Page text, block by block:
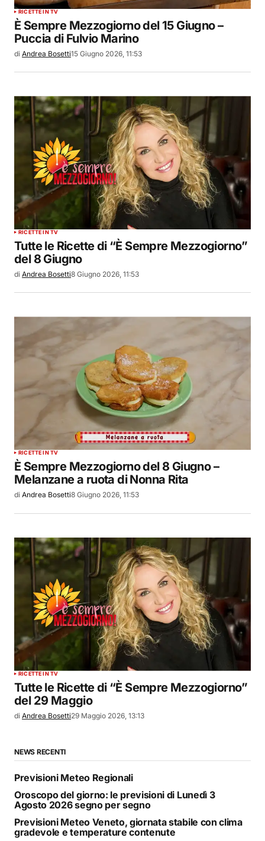
RICETTE IN TV
È Sempre Mezzogiorno del 15 Giugno –
Puccia di Fulvio Marino
di Andrea Bosetti15 Giugno 2026, 11:53
RICETTE IN TV
Tutte le Ricette di “È Sempre Mezzogiorno”
del 8 Giugno
di Andrea Bosetti8 Giugno 2026, 11:53
RICETTE IN TV
È Sempre Mezzogiorno del 8 Giugno –
Melanzane a ruota di Nonna Rita
di Andrea Bosetti8 Giugno 2026, 11:53
RICETTE IN TV
Tutte le Ricette di “È Sempre Mezzogiorno”
del 29 Maggio
di Andrea Bosetti29 Maggio 2026, 13:13
NEWS RECENTI
Previsioni Meteo Regionali
Oroscopo del giorno: le previsioni di Lunedì 3
Agosto 2026 segno per segno
Previsioni Meteo Veneto, giornata stabile con clima
gradevole e temperature contenute